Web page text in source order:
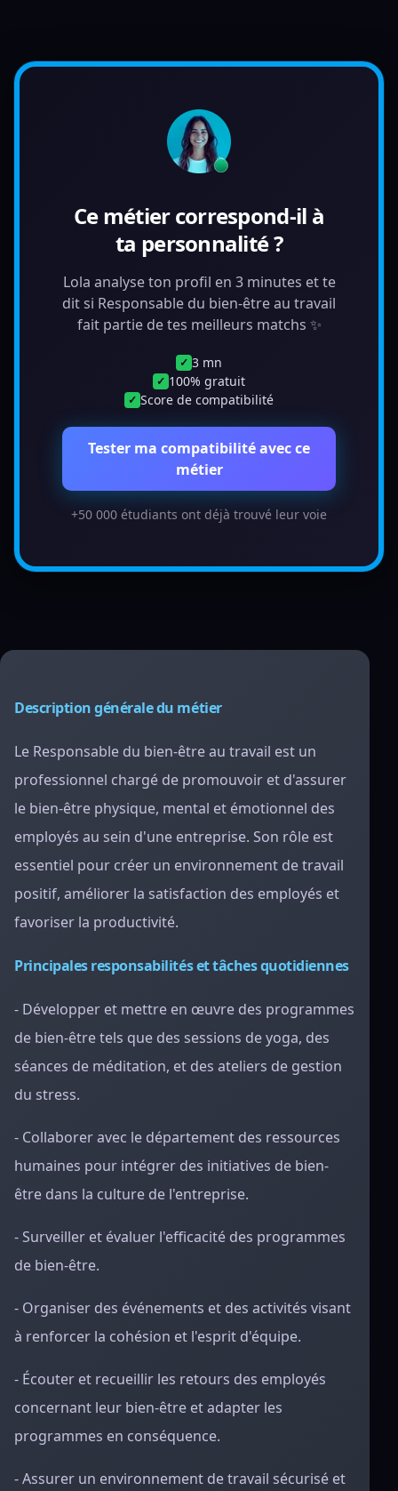
Ce métier correspond-il à
ta personnalité ?
Lola analyse ton profil en 3 minutes et te
dit si Responsable du bien-être au travail
fait partie de tes meilleurs matchs ✨
✓ 3 mn
✓ 100% gratuit
✓ Score de compatibilité
Tester ma compatibilité avec ce
métier
+50 000 étudiants ont déjà trouvé leur voie
Description générale du métier
Le Responsable du bien-être au travail est un
professionnel chargé de promouvoir et d'assurer
le bien-être physique, mental et émotionnel des
employés au sein d'une entreprise. Son rôle est
essentiel pour créer un environnement de travail
positif, améliorer la satisfaction des employés et
favoriser la productivité.
Principales responsabilités et tâches quotidiennes
- Développer et mettre en œuvre des programmes
de bien-être tels que des sessions de yoga, des
séances de méditation, et des ateliers de gestion
du stress.
- Collaborer avec le département des ressources
humaines pour intégrer des initiatives de bien-
être dans la culture de l'entreprise.
- Surveiller et évaluer l'efficacité des programmes
de bien-être.
- Organiser des événements et des activités visant
à renforcer la cohésion et l'esprit d'équipe.
- Écouter et recueillir les retours des employés
concernant leur bien-être et adapter les
programmes en conséquence.
- Assurer un environnement de travail sécurisé et